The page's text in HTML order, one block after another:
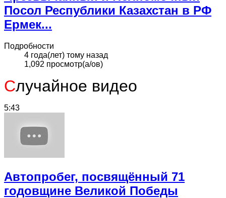
Посол Республики Казахстан в РФ
Ермек...
Подробности
4 года(лет) тому назад
1,092 просмотр(а/ов)
Случайное видео
5:43
Автопробег, посвящённый 71
годовщине Великой Победы